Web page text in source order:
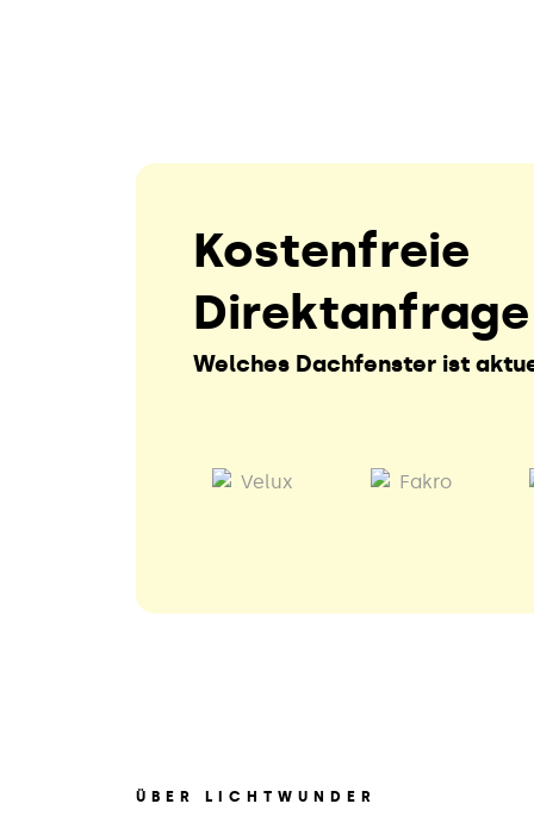
Kostenfreie
Direktanfrage
Welches Dachfenster ist
ÜBER LICHTWUNDER